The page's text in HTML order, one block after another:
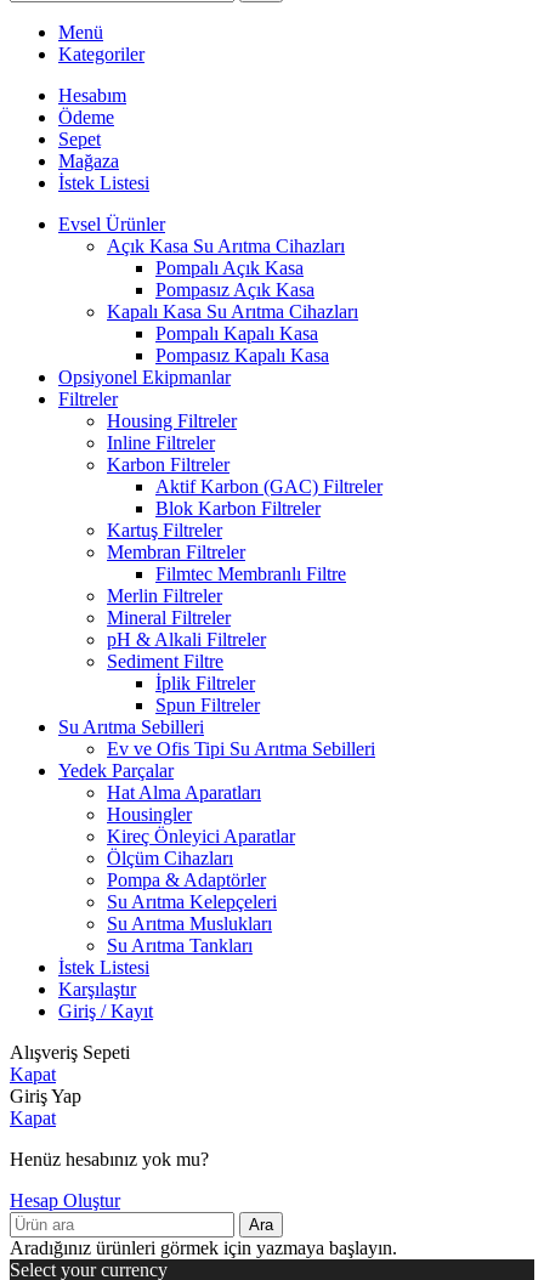
Menü
Kategoriler
Hesabım
Ödeme
Sepet
Mağaza
İstek Listesi
Evsel Ürünler
Açık Kasa Su Arıtma Cihazları
Pompalı Açık Kasa
Pompasız Açık Kasa
Kapalı Kasa Su Arıtma Cihazları
Pompalı Kapalı Kasa
Pompasız Kapalı Kasa
Opsiyonel Ekipmanlar
Filtreler
Housing Filtreler
Inline Filtreler
Karbon Filtreler
Aktif Karbon (GAC) Filtreler
Blok Karbon Filtreler
Kartuş Filtreler
Membran Filtreler
Filmtec Membranlı Filtre
Merlin Filtreler
Mineral Filtreler
pH & Alkali Filtreler
Sediment Filtre
İplik Filtreler
Spun Filtreler
Su Arıtma Sebilleri
Ev ve Ofis Tipi Su Arıtma Sebilleri
Yedek Parçalar
Hat Alma Aparatları
Housingler
Kireç Önleyici Aparatlar
Ölçüm Cihazları
Pompa & Adaptörler
Su Arıtma Kelepçeleri
Su Arıtma Muslukları
Su Arıtma Tankları
İstek Listesi
Karşılaştır
Giriş / Kayıt
Alışveriş Sepeti
Kapat
Giriş Yap
Kapat
Henüz hesabınız yok mu?
Hesap Oluştur
Ara
Aradığınız ürünleri görmek için yazmaya başlayın.
Select your currency